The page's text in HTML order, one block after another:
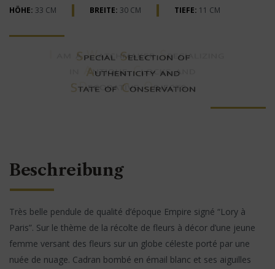
HÖHE: 33 CM BREITE: 30 CM TIEFE: 11 CM
Beschreibung
Très belle pendule de qualité d’époque Empire signé “Lory à
Paris”. Sur le thème de la récolte de fleurs à décor d’une jeune
femme versant des fleurs sur un globe céleste porté par une
nuée de nuage. Cadran bombé en émail blanc et ses aiguilles